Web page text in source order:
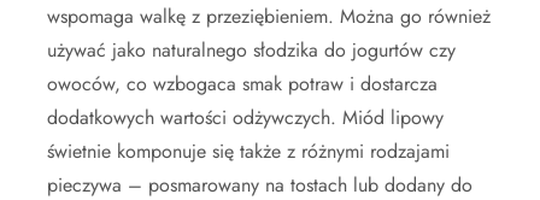
wspomaga walkę z przeziębieniem. Można go również
używać jako naturalnego słodzika do jogurtów czy
owoców, co wzbogaca smak potraw i dostarcza
dodatkowych wartości odżywczych. Miód lipowy
świetnie komponuje się także z różnymi rodzajami
pieczywa – posmarowany na tostach lub dodany do